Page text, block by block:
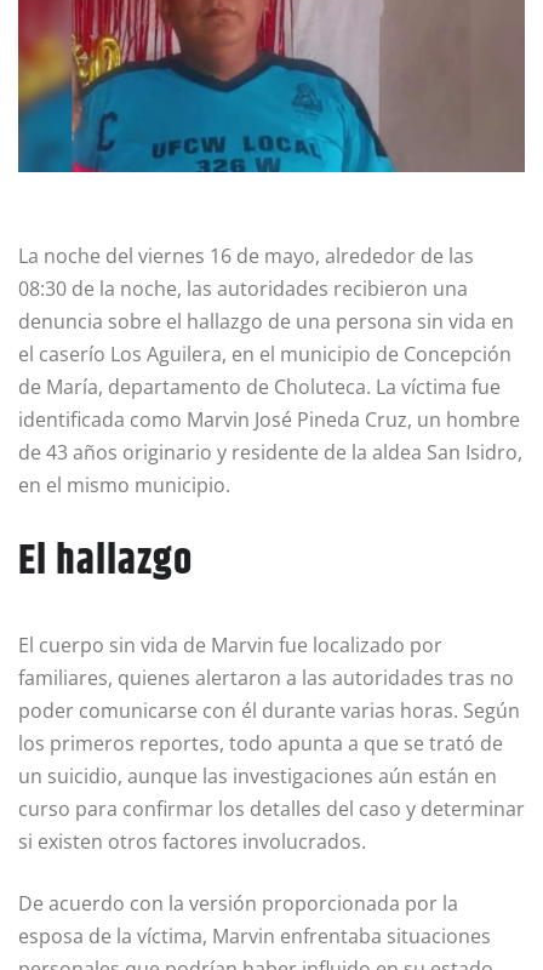
La noche del viernes 16 de mayo, alrededor de las
08:30 de la noche, las autoridades recibieron una
denuncia sobre el hallazgo de una persona sin vida en
el caserío Los Aguilera, en el municipio de Concepción
de María, departamento de Choluteca. La víctima fue
identificada como Marvin José Pineda Cruz, un hombre
de 43 años originario y residente de la aldea San Isidro,
en el mismo municipio.
El hallazgo
El cuerpo sin vida de Marvin fue localizado por
familiares, quienes alertaron a las autoridades tras no
poder comunicarse con él durante varias horas. Según
los primeros reportes, todo apunta a que se trató de
un suicidio, aunque las investigaciones aún están en
curso para confirmar los detalles del caso y determinar
si existen otros factores involucrados.
De acuerdo con la versión proporcionada por la
esposa de la víctima, Marvin enfrentaba situaciones